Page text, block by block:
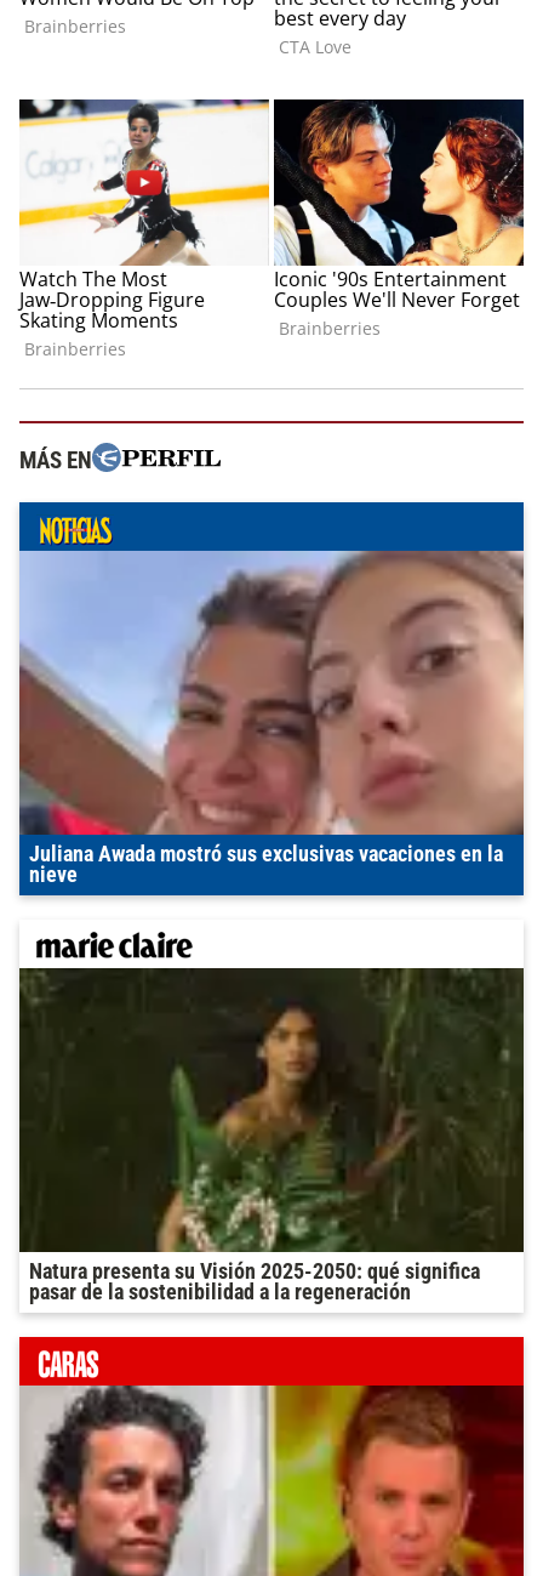
MÁS EN
Juliana Awada mostró sus exclusivas vacaciones en la
nieve
Natura presenta su Visión 2025-2050: qué significa
pasar de la sostenibilidad a la regeneración